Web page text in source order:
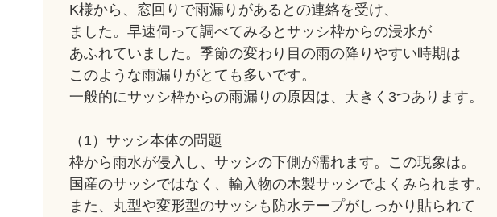
K様から、窓回りで雨漏りがあるとの連絡を受け、
ました。早速伺って調べてみるとサッシ枠からの浸水が
あふれていました。季節の変わり目の雨の降りやすい時期は
このような雨漏りがとても多いです。
一般的にサッシ枠からの雨漏りの原因は、大きく3つあります。
（1）サッシ本体の問題
枠から雨水が侵入し、サッシの下側が濡れます。この現象は。
国産のサッシではなく、輸入物の木製サッシでよくみられます。
また、丸型や変形型のサッシも防水テープがしっかり貼られて